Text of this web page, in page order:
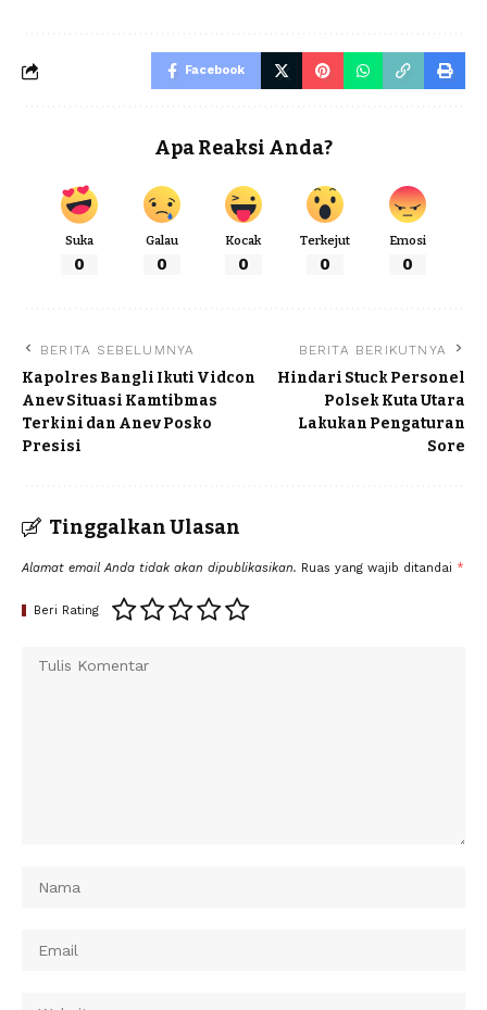
Facebook
Apa Reaksi Anda?
Suka
0
Galau
0
Kocak
0
Terkejut
0
Emosi
0
BERITA SEBELUMNYA
Kapolres Bangli Ikuti Vidcon
Anev Situasi Kamtibmas
Terkini dan Anev Posko
Presisi
BERITA BERIKUTNYA
Hindari Stuck Personel
Polsek Kuta Utara
Lakukan Pengaturan
Sore
Tinggalkan Ulasan
Alamat email Anda tidak akan dipublikasikan. Ruas yang wajib ditandai *
Beri Rating